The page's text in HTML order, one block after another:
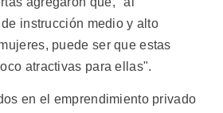
instrucción medio y alto
puede ser que estas
atractivas para ellas".
en el emprendimiento privado